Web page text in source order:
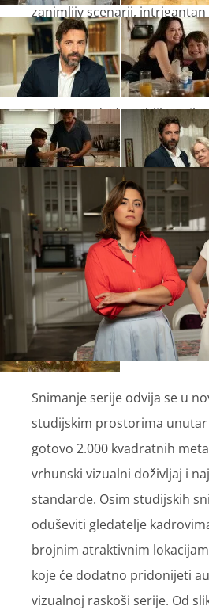
zanimljiv scenarij,
jako puno materijala da
ekrane. To je jedna klasična
obiteljskih i poslovnih
Nadam se da će publika
ćemo svi uživati!''
Snimanje serije odvija se u
studijskim prostorima unutar
gotovo 2.000 kvadratnih
vrhunski vizualni doživljaj i
standarde. Osim studijskih
oduševiti gledatelje
brojnim atraktivnim
koje će dodatno pridonijeti
vizualnoj raskoši serije. Od